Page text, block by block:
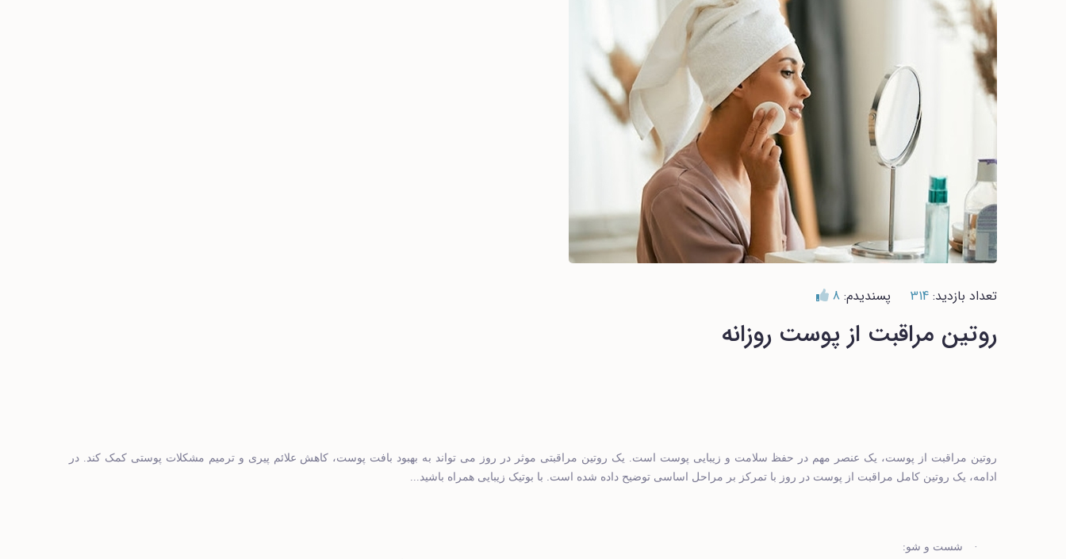
تعداد بازدید: 314 پسندیدم: 8
روتین مراقبت از پوست روزانه
روتین مراقبت از پوست، یک عنصر مهم در حفظ سلامت و زیبایی پوست است. یک روتین مراقبتی موثر در روز می ‌تواند به بهبود بافت پوست، کاهش علائم پیری و ترمیم مشکلات پوستی کمک کند. در
ادامه، یک روتین کامل مراقبت از پوست در روز با تمرکز بر مراحل اساسی توضیح داده شده است. با بوتیک زیبایی همراه باشید...
· شست و شو: